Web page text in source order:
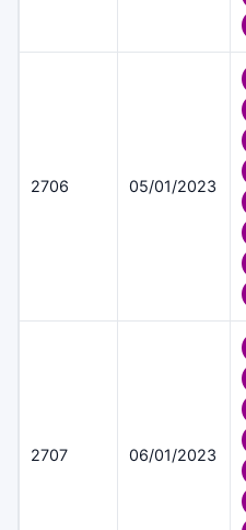
2706 05/01/2023
2707 06/01/2023